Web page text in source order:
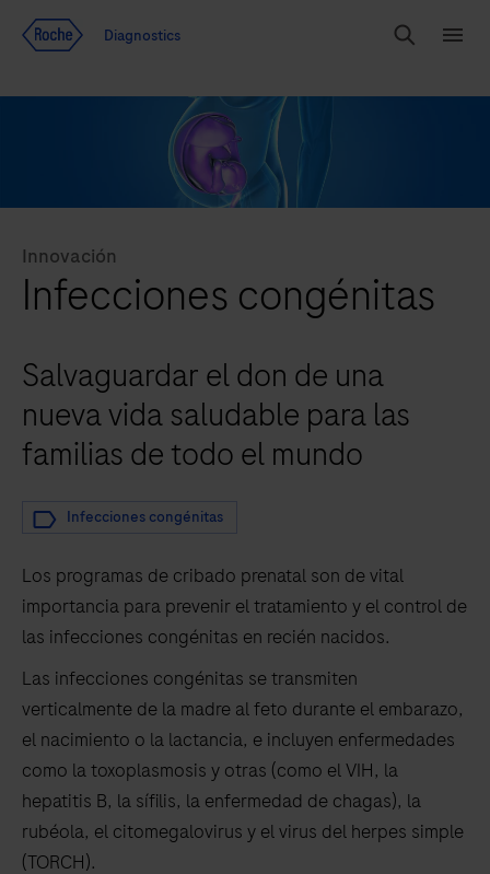
Diagnostics
Buscar
Innovación
Infecciones congénitas
Salvaguardar el don de una
nueva vida saludable para las
familias de todo el mundo
Infecciones congénitas
Los programas de cribado prenatal son de vital
importancia para prevenir el tratamiento y el control de
las infecciones congénitas en recién nacidos.
Las infecciones congénitas se transmiten
verticalmente de la madre al feto durante el embarazo,
el nacimiento o la lactancia, e incluyen enfermedades
como la toxoplasmosis y otras (como el VIH, la
hepatitis B, la sífilis, la enfermedad de chagas), la
rubéola, el citomegalovirus y el virus del herpes simple
(TORCH).